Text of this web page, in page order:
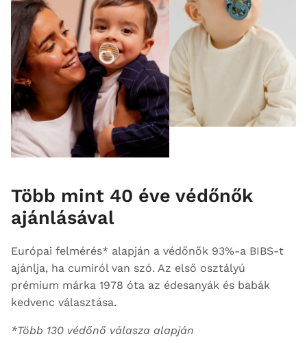
Több mint 40 éve védőnők
ajánlásával
Európai felmérés* alapján a védőnők 93%-a BIBS-t
ajánlja, ha cumiról van szó. Az első osztályú
prémium márka 1978 óta az édesanyák és babák
kedvenc választása.
*Több 130 védőnő válasza alapján